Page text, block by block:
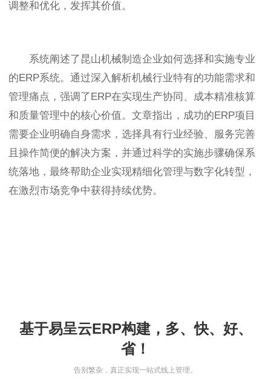
调整和优化，发挥其价值。
系统阐述了昆山机械制造企业如何选择和实施专业
的ERP系统。通过深入解析机械行业特有的功能需求和
管理痛点，强调了ERP在实现生产协同、成本精准核算
和质量管理中的核心价值。文章指出，成功的ERP项目
需要企业明确自身需求，选择具有行业经验、服务完善
且操作简便的解决方案，并通过科学的实施步骤确保系
统落地，最终帮助企业实现精细化管理与数字化转型，
在激烈市场竞争中获得持续优势。
基于易呈云ERP构建，多、快、好、
省！
告别繁杂，真正实现一站式线上管理。